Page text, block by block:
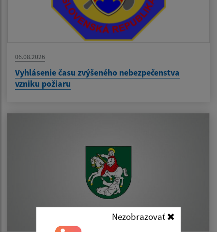
Nezobrazovať
06.08.2026
Vyhlásenie času zvýšeného nebezpečenstva
vzniku požiaru